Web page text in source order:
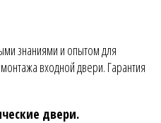
знаниями и опытом для
входной двери. Гарантия
двери.